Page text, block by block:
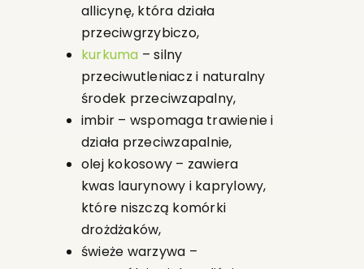
allicynę, która działa
przeciwgrzybiczo,
kurkuma – silny
przeciwutleniacz i naturalny
środek przeciwzapalny,
imbir – wspomaga trawienie i
działa przeciwzapalnie,
olej kokosowy – zawiera
kwas laurynowy i kaprylowy,
które niszczą komórki
drożdżaków,
świeże warzywa –